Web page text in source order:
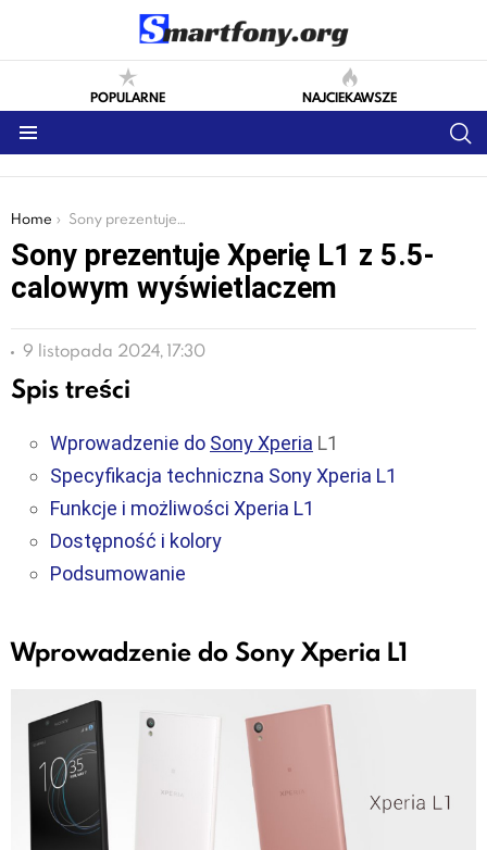
POPULARNE NAJCIEKAWSZE
You are here:
Home Sony prezentuje Xperię L1 z 5.5-calowym wyświetlaczem
Sony prezentuje Xperię L1 z 5.5-
calowym wyświetlaczem
9 listopada 2024, 17:30
Spis treści
Wprowadzenie do Sony Xperia L1
Specyfikacja techniczna Sony Xperia L1
Funkcje i możliwości Xperia L1
Dostępność i kolory
Podsumowanie
Wprowadzenie do Sony Xperia L1